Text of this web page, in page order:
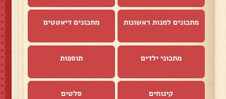
מתכונים למנות ראשונות מתכונים דיאטטים
מתכוני ילדים תוספות
קינוחים סלטים